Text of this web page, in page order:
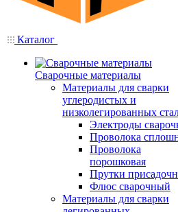
Каталог
Сварочные материалы
Материалы для сварки
углеродистых и
низколегированных
Электроды
Проволока
Проволока
порошковая
Прутки
Флюс сварочный
Материалы для сварки